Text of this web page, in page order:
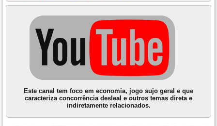
Este canal tem foco em economia, jogo sujo geral e que
caracteriza concorrência desleal e outros temas direta e
indiretamente relacionados.